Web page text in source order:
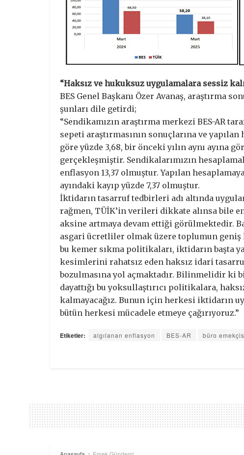
“Haksız ve hukuksuz uygulamalara sessiz
BES Genel Başkanı Özer Avanaş, araştırma
şunları dile getirdi;
“Sendikamızın araştırma merkezi BES-AR
sepeti araştırmasının sonuçlarına ve
göre yüzde 3,68, bir önceki yılın aynı ayına
gerçekleşmiştir. Sendikalarımızın
enflasyon 13,37 olmuştur. Yapılan
ayındaki kayıp yüzde 7,37 olmuştur.
İktidarın tasarruf tedbirleri adı altında
rağmen, TÜİK’in verileri dikkate alınsa bile
aksine artmaya devam ettiği görülmektedir.
asgari ücretliler olmak üzere toplumun
bu kemer sıkma politikaları, iktidarın başta
kesimlerini rahatsız eden haksız idari
bozulmasına yol açmaktadır. Bilinmelidir ki
dayattığı bu yoksullaştırıcı politikalara,
kalmayacağız. Bunun için herkesi iktidarın
bütün herkesi mücadele etmeye çağırıyoruz.”
Etiketler: algılanan enflasyon BES-AR büro